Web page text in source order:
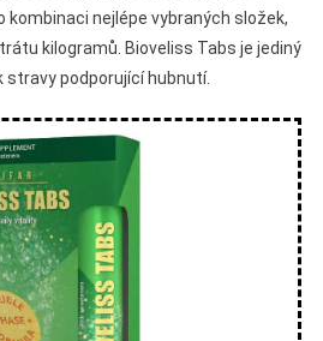
kombinaci nejlépe vybraných složek,
kilogramů. Bioveliss Tabs je jediný
stravy podporující hubnutí.